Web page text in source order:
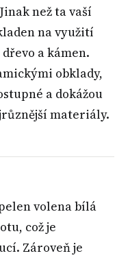
než ta vaší
na využití
a kámen.
obklady,
a dokážou
materiály.
volena bílá
což je
Zároveň je